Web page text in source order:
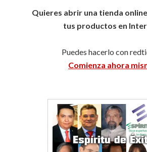
Quieres abrir una tienda
tus productos en
Puedes hacerlo con
Comienza ahora